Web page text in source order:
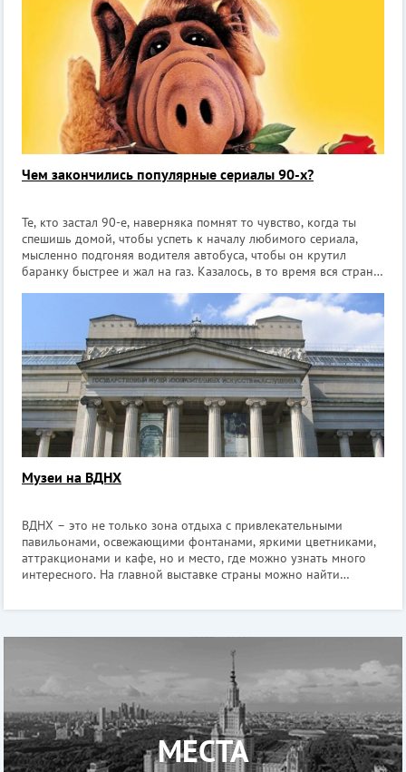
Чем закончились популярные сериалы 90-х?
Те, кто застал 90-е, наверняка помнят то чувство, когда ты
спешишь домой, чтобы успеть к началу любимого сериала,
мысленно подгоняя водителя автобуса, чтобы он крутил
баранку быстрее и жал на газ. Казалось, в то время вся страна
Музеи на ВДНХ
ВДНХ – это не только зона отдыха с привлекательными
павильонами, освежающими фонтанами, яркими цветниками,
аттракционами и кафе, но и место, где можно узнать много
интересного. На главной выставке страны можно найти
познавательными, но и крайне увле
МЕСТА